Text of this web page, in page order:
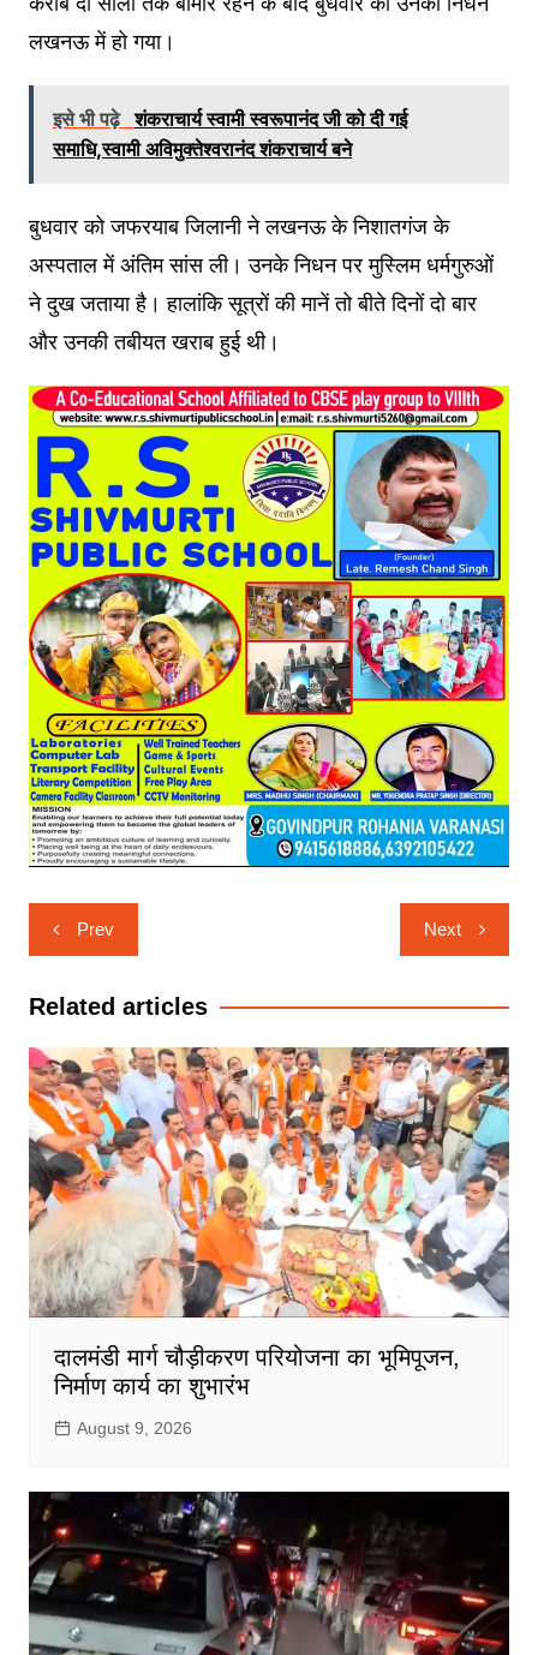
लखनऊ में हो गया।
इसे भी पढ़े शंकराचार्य स्वामी स्वरूपानंद जी को दी गई
समाधि,स्वामी अविमुक्तेश्वरानंद शंकराचार्य बने
बुधवार को जफरयाब जिलानी ने लखनऊ के निशातगंज के
अस्पताल में अंतिम सांस ली। उनके निधन पर मुस्लिम धर्मगुरुओं
ने दुख जताया है। हालांकि सूत्रों की मानें तो बीते दिनों दो बार
और उनकी तबीयत खराब हुई थी।
Post
navigation
Prev Next
Related articles
दालमंडी मार्ग चौड़ीकरण परियोजना का भूमिपूजन,
निर्माण कार्य का शुभारंभ
August 9, 2026